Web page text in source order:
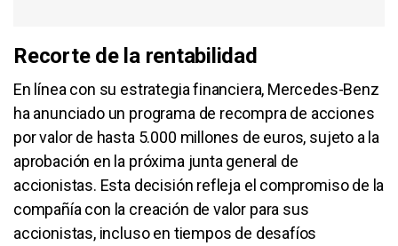
Recorte de la rentabilidad
En línea con su estrategia financiera, Mercedes-Benz
ha anunciado un programa de recompra de acciones
por valor de hasta 5.000 millones de euros, sujeto a la
aprobación en la próxima junta general de
accionistas. Esta decisión refleja el compromiso de la
compañía con la creación de valor para sus
accionistas, incluso en tiempos de desafíos